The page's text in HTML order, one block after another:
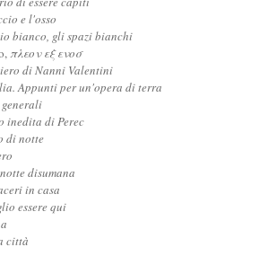
e l'osso
bianco, gli spazi bianchi
πλεον εξ ενοσ
di Nanni Valentini
Appunti per un'opera di terra
inedita di Perec
di notte
disumana
in casa
essere qui
città